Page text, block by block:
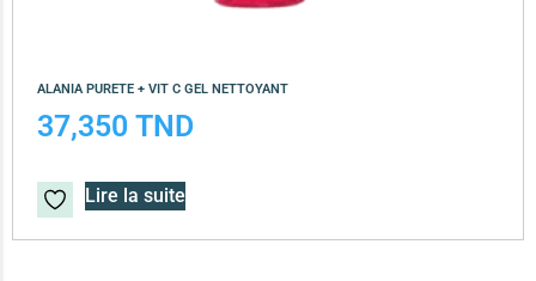
ALANIA PURETE + VIT C GEL NETTOYANT
37,350 TND
Lire la suite